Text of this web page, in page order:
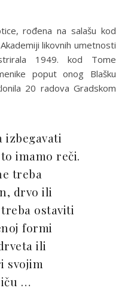
rođena na salašu kod
likovnih umetnosti
1949. kod Tome
poput onog Blašku
20 radova Gradskom
imamo reči.
treba
drvo ili
ostaviti
formi
ili
svojim
…